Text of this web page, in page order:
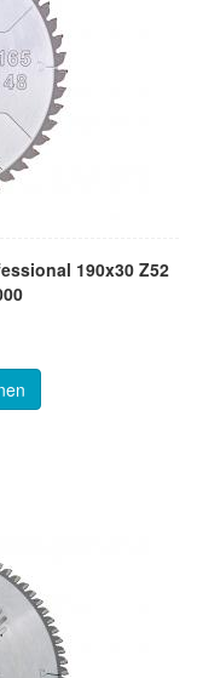
190x30 Z52